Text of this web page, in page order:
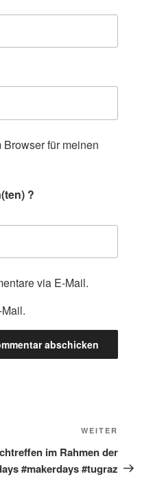
für meinen
?
via E-Mail.
Beitrag
WEITER
im Rahmen der
#makerdays #tugraz